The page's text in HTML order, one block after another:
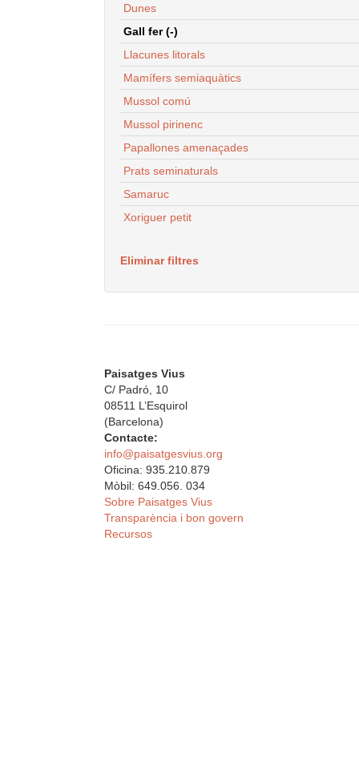
Dunes
Gall fer (-)
Llacunes litorals
Mamífers semiaquàtics
Mussol comú
Mussol pirinenc
Papallones amenaçades
Prats seminaturals
Samaruc
Xoriguer petit
Eliminar filtres
Paisatges Vius
C/ Padró, 10
08511 L’Esquirol
(Barcelona)
Contacte:
info@paisatgesvius.org
Oficina: 935.210.879
Mòbil: 649.056. 034
Sobre Paisatges Vius
Transparència i bon govern
Recursos